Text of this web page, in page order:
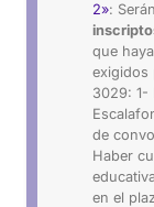
2»:
que
exigidos
3029: 1-
de
Haber
en el